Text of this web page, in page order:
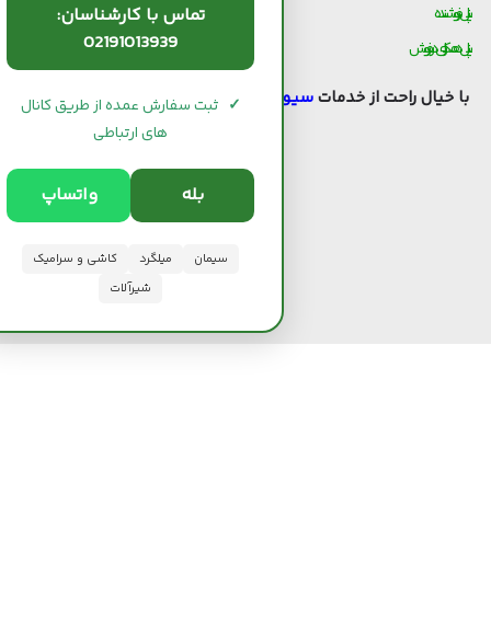
در فروش
خیال راحت از خدماتسیوان لند استفاده کنید.
تماس با کارشناسان:
02191013939
ثبت سفارش عمده از طریق کانال
های ارتباطی
واتساپ
میلگرد
کاشی و سرامیک
شیرآلات